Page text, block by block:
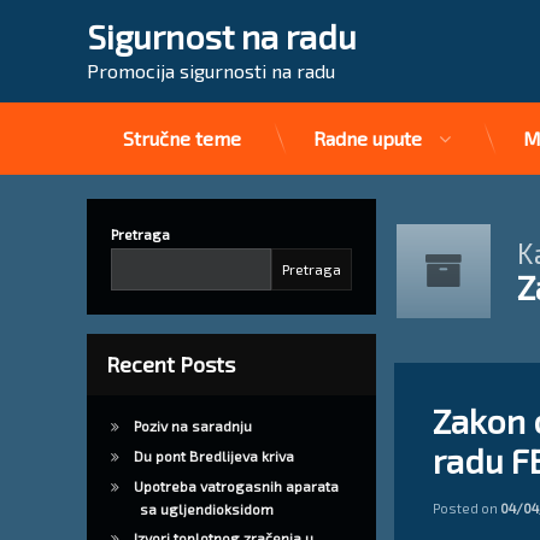
Preskoči
Sigurnost na radu
Promocija sigurnosti na radu
Stručne teme Radne upute
Zakon
radu
Posted on 04/
Pretraga
Pretraga
Recent Posts
Poziv na saradnju
Du pont Bredlijeva kriva
Upotreba vatrogasnih aparata
sa ugljendioksidom